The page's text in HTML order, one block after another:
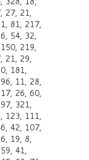
27, 21,
81, 217,
54, 32,
219,
21, 29,
181,
11, 28,
26, 60,
321,
123, 111,
42, 107,
19, 8,
41,